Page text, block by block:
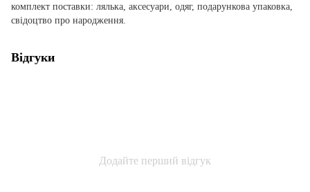
комплект поставки: лялька, аксесуари, одяг, подарункова упаковка,
свідоцтво про народження.
Відгуки
Додайте перший відгук